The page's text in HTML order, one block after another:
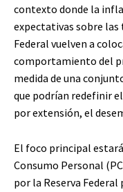
contexto donde la
expectativas sobre las
Federal vuelven a
comportamiento del
medida de una
que podrían redefinir
por extensión, el
El foco principal
Consumo Personal
por la Reserva